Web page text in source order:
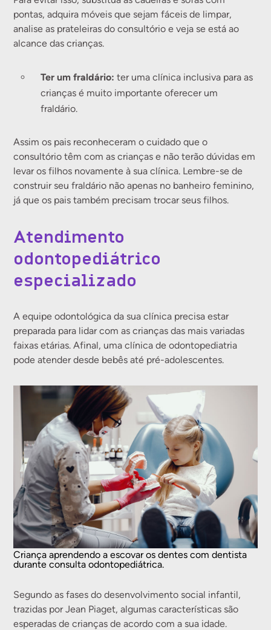
pontas, adquira móveis que sejam fáceis de limpar,
analise as prateleiras do consultório e veja se está ao
alcance das crianças.
Ter um fraldário: ter uma clínica inclusiva para as
crianças é muito importante oferecer um
fraldário.
Assim os pais reconheceram o cuidado que o
consultório têm com as crianças e não terão dúvidas em
levar os filhos novamente à sua clínica. Lembre-se de
construir seu fraldário não apenas no banheiro feminino,
já que os pais também precisam trocar seus filhos.
Atendimento
odontopediátrico
especializado
A equipe odontológica da sua clínica precisa estar
preparada para lidar com as crianças das mais variadas
faixas etárias. Afinal, uma clínica de odontopediatria
pode atender desde bebês até pré-adolescentes.
Criança aprendendo a escovar os dentes com dentista
durante consulta odontopediátrica.
Segundo as fases do desenvolvimento social infantil,
trazidas por Jean Piaget, algumas características são
esperadas de crianças de acordo com a sua idade.